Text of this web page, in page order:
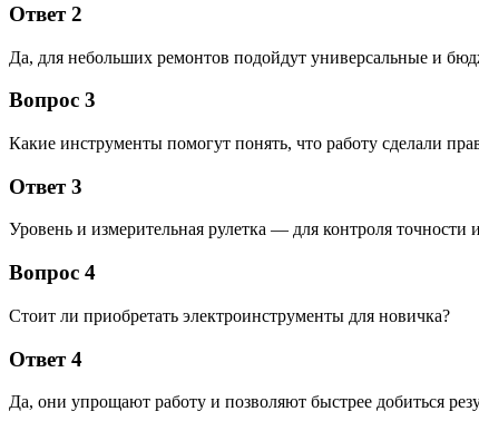
Ответ 2
Да, для небольших ремонтов подойдут универсальные и
Вопрос 3
Какие инструменты помогут понять, что работу сделали
Ответ 3
Уровень и измерительная рулетка — для контроля точности
Вопрос 4
Стоит ли приобретать электроинструменты для новичка?
Ответ 4
Да, они упрощают работу и позволяют быстрее добиться